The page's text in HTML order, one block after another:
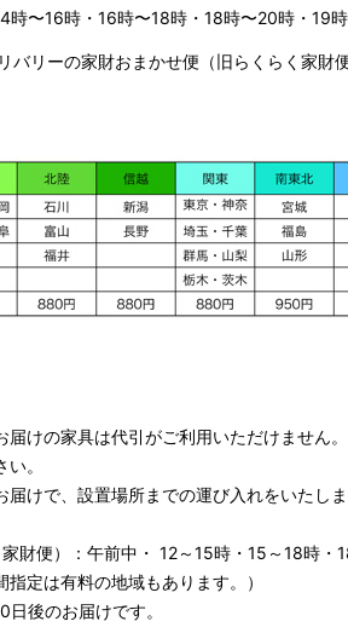
時〜16時・16時〜18時・18時〜20時・19
リーの家財おまかせ便（旧らくらく家
届けの家具は代引がご利用いただけません。
。
届けで、設置場所までの運び入れをいたしま
家財便）：午前中・ 12～15時・15～18時・
定は有料の地域もあります。）
後のお届けです。